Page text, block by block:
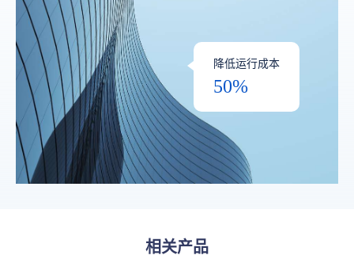
降低运行成本
50%
相关产品